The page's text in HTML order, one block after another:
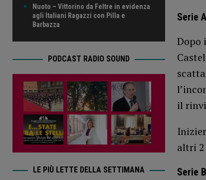
Serie
Dopo
il
altri
Serie
Nuoto – Vittorino da Feltre in evidenza
agli Italiani Ragazzi con Pilla e
Barbazza
PODCAST RADIO SOUND
LE PIÙ LETTE DELLA SETTIMANA